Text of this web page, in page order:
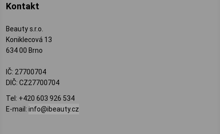
Kontakt
Beauty s.r.o.
Koniklecová 13
634 00 Brno
IČ: 27700704
DIČ: CZ27700704
Tel: +420 603 926 534
E-mail: info@ibeauty.cz